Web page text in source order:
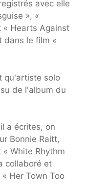
avec elle
», «
« Hearts Against
dans le film «
qu'artiste solo
de l'album du
a écrites, on
Bonnie Raitt,
White Rhythm
collaboré et
Her Town Too